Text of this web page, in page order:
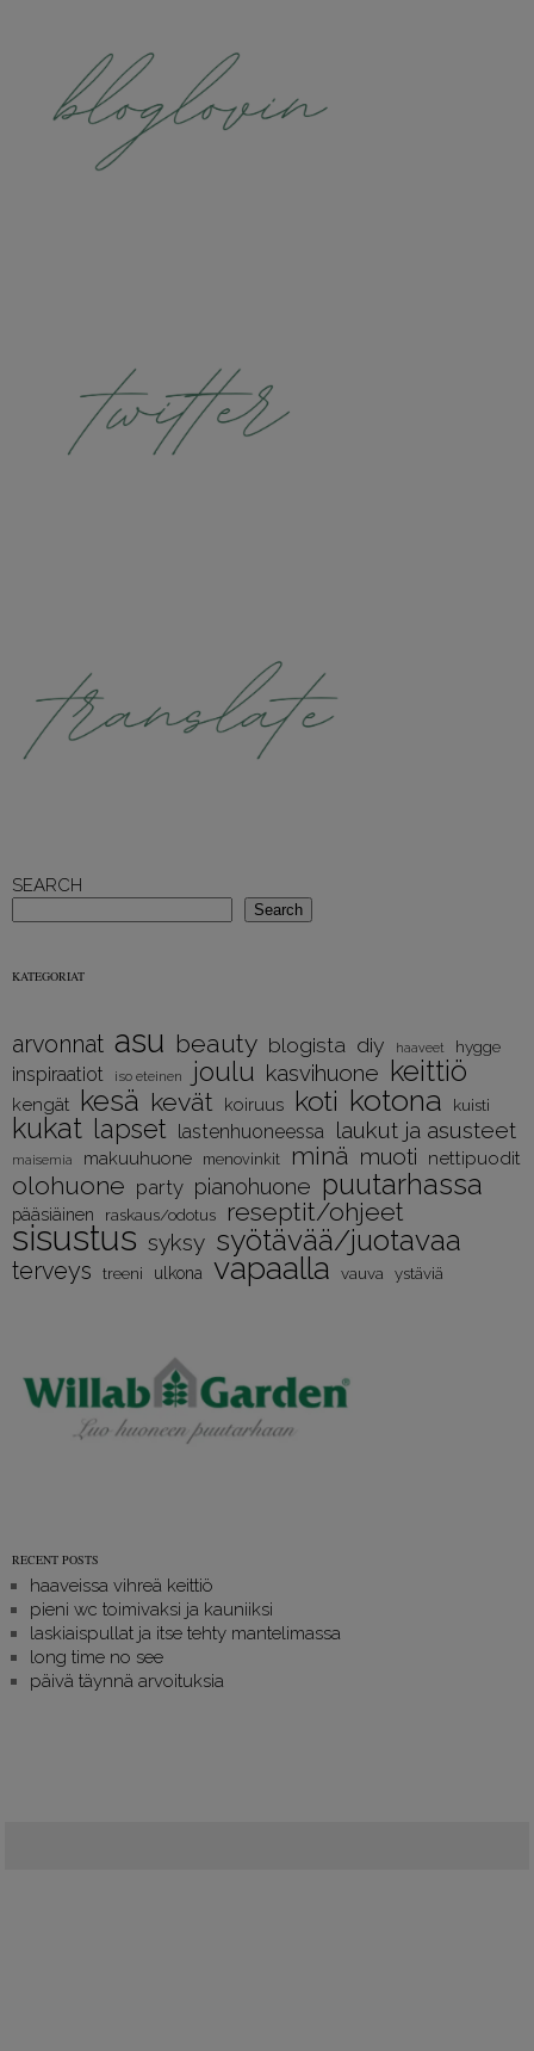
SEARCH
Search
KATEGORIAT
arvonnat asu beauty blogista diy haaveet hygge
inspiraatiot iso eteinen joulu kasvihuone keittiö
kengät kesä kevät koiruus koti kotona kuisti
kukat lapset lastenhuoneessa laukut ja asusteet
maisemia makuuhuone menovinkit minä muoti nettipuodit
olohuone party pianohuone puutarhassa
pääsiäinen raskaus/odotus reseptit/ohjeet
sisustus syksy syötävää/juotavaa
terveys treeni ulkona vapaalla vauva ystäviä
RECENT POSTS
haaveissa vihreä keittiö
pieni wc toimivaksi ja kauniiksi
laskiaispullat ja itse tehty mantelimassa
long time no see
päivä täynnä arvoituksia